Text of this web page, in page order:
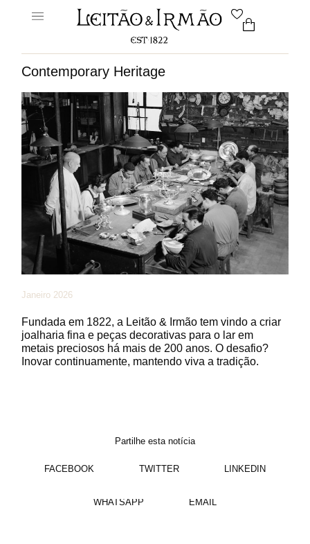
Contemporary Heritage
Janeiro 2026
Fundada em 1822, a Leitão & Irmão tem vindo a criar
joalharia fina e peças decorativas para o lar em
metais preciosos há mais de 200 anos. O desafio?
Inovar continuamente, mantendo viva a tradição.
Partilhe esta notícia
FACEBOOK TWITTER LINKEDIN
WHATSAPP EMAIL